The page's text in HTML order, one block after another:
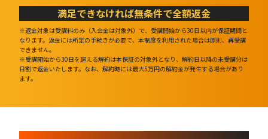
満足できなければ無条件で全額返金
※返金対象は受講料のみ（入会金は対象外）で、受講開始から30日以内が保証期間と
なります。返金には所定の手続きが必要で、本制度を利用された場合は原則、再受講
できません。
※受講開始から30日を超える解約は本保証の対象外となり、解約日以降の未受講分は
日割で返金いたします。なお、解約時には最大5万円の解約金が発生する場合があり
ます。